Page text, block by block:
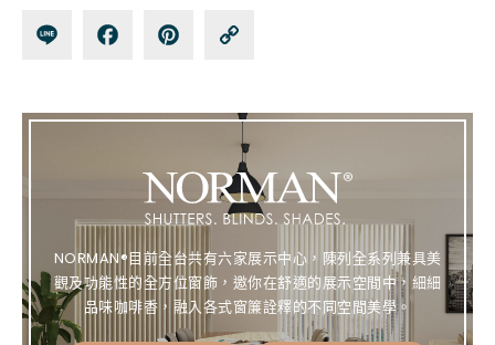
Lin Fa
ok
Pin
st k
NORMAN®目前全台共有六家展示中心，陳列全系列兼具美
觀及功能性的全方位窗飾，邀你在舒適的展示空間中，細細
品味咖啡香，融入各式窗簾詮釋的不同空間美學。